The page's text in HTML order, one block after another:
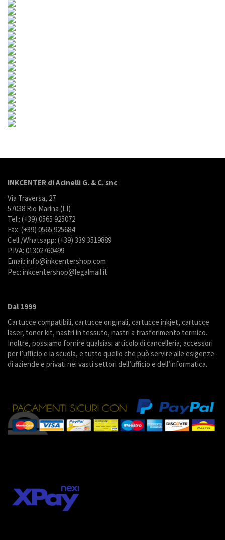
INKCENTER di Acinelli G. & C. snc
Via Traversa, 27
57038 Rio Marina (LI)
Tel.: (+39) 0565 925072
Fax: (+39) 0565 925684
Cell./Whatsapp: (+39) 339 3519889
P.IVA: 01302760499
Email: info@inkcentershop.com
Pec: inkcentershop@legalmail.it
Dal 1999
Cartucce compatibili, cartucce originali, cartucce inkjet, cartucce
laser, toner kit, nastri in tessuto, nastri a trasferimento termico.
Inoltre, possiamo fornire qualsiasi articolo di cancelleria, accessori
per l’ufficio e la scuola, e tutto quello che può servire alle esigenze
di aziende e privati nei vasti settori dell’ufficio e dell’informatica.